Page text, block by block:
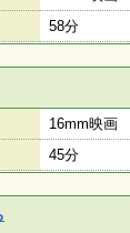
58分
16mm映画
45分